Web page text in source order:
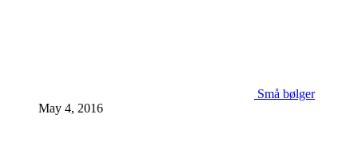
Små bølger
May 4, 2016